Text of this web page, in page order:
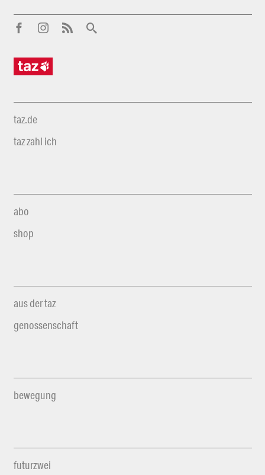
taz.de
taz zahl ich
abo
shop
aus der taz
genossenschaft
bewegung
futurzwei